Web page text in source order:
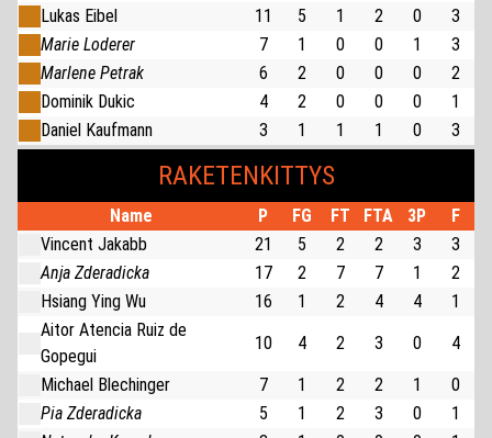
Lukas Eibel
11 5 1 2 0
3
Marie Loderer
7 1 0 0 1
3
Marlene Petrak
6 2 0 0 0
2
Dominik Dukic
4 2 0 0 0
1
Daniel Kaufmann
3 1 1 1 0 3
RAKETENKITTYS
Name P FG FT FTA 3P
F
Vincent Jakabb
21 5 2 2 3
3
Anja Zderadicka
17 2 7 7 1
2
Hsiang Ying Wu
16 1 2 4 4
1
Aitor Atencia Ruiz de
Gopegui
10 4 2 3 0
4
Michael Blechinger
7 1 2 2 1
0
Pia Zderadicka
5 1 2 3 0
1